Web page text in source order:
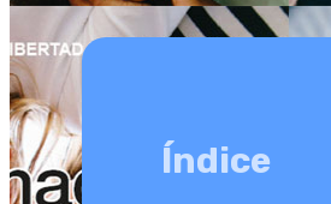
Índice